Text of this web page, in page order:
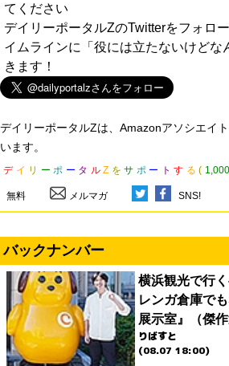
てください
デイリーポータルZのTwitterをフォロ
イムラインに「役には立たないけどな
きます！
デイリーポータルZは、Amazonアソシエイ
います。
デ イ リ ー ポ ー タ ル Z を サ ポ ー ト す る (
無料 メルマガ SNS!
バックナンバー
横浜観光で行
レンガ倉庫で
展示室』（傑作
りばすと
(08.07 18:00)